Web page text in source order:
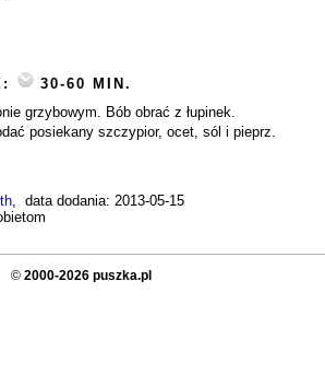
30-60 MIN.
grzybowym. Bób obrać z łupinek.
posiekany szczypior, ocet, sól i pieprz.
, data dodania: 2013-05-15
© 2000-2026 puszka.pl